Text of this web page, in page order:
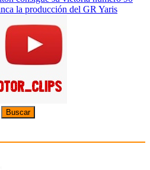
la producción del GR Yaris